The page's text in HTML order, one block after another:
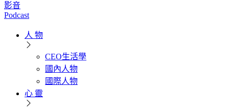
影音
Podcast
人 物
CEO生活學
國內人物
國際人物
心 靈